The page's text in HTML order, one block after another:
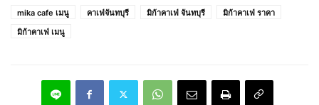
mika cafe เมนู
คาเฟ่จันทบุรี มิก้าคาเฟ่ จันทบุรี
มิก้าคาเฟ่ ราคา
มิก้าคาเฟ่ เมนู